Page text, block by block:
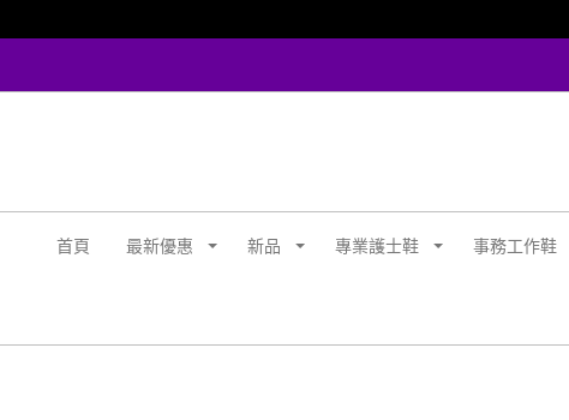
首頁 最新優惠 新品 專業護士鞋 事務工作鞋